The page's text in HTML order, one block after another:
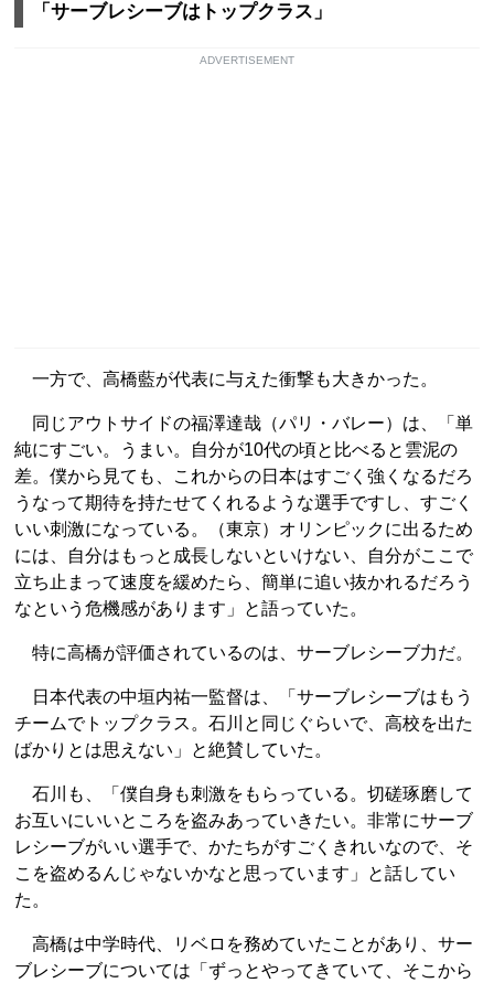
「サーブレシーブはトップクラス」
ADVERTISEMENT
一方で、高橋藍が代表に与えた衝撃も大きかった。
同じアウトサイドの福澤達哉（パリ・バレー）は、「単
純にすごい。うまい。自分が10代の頃と比べると雲泥の
差。僕から見ても、これからの日本はすごく強くなるだろ
うなって期待を持たせてくれるような選手ですし、すごく
いい刺激になっている。（東京）オリンピックに出るため
には、自分はもっと成長しないといけない、自分がここで
立ち止まって速度を緩めたら、簡単に追い抜かれるだろう
なという危機感があります」と語っていた。
特に高橋が評価されているのは、サーブレシーブ力だ。
日本代表の中垣内祐一監督は、「サーブレシーブはもう
チームでトップクラス。石川と同じぐらいで、高校を出た
ばかりとは思えない」と絶賛していた。
石川も、「僕自身も刺激をもらっている。切磋琢磨して
お互いにいいところを盗みあっていきたい。非常にサーブ
レシーブがいい選手で、かたちがすごくきれいなので、そ
こを盗めるんじゃないかなと思っています」と話してい
た。
高橋は中学時代、リベロを務めていたことがあり、サー
ブレシーブについては「ずっとやってきていて、そこから